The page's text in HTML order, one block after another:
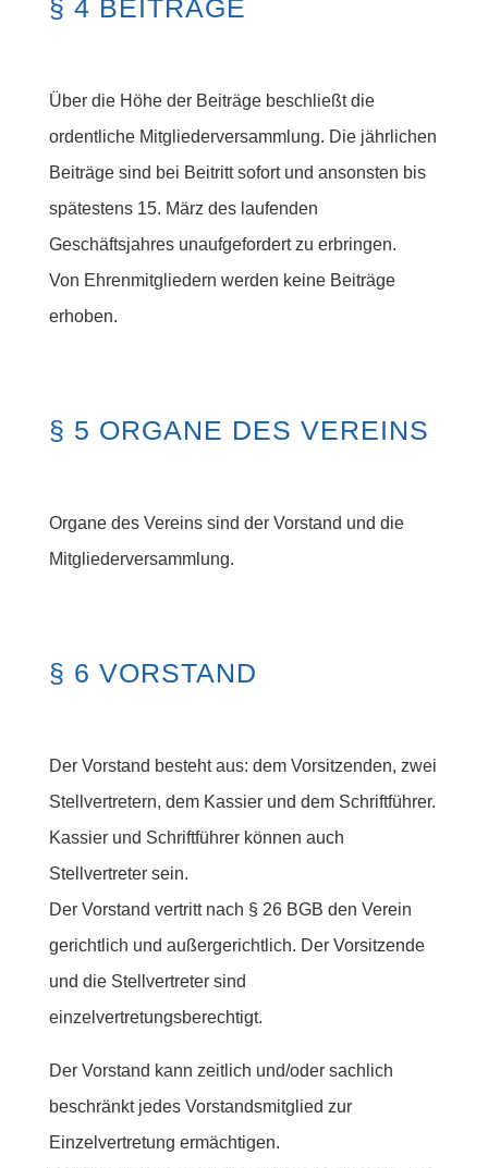
§ 4 BEITRÄGE
Über die Höhe der Beiträge beschließt die
ordentliche Mitgliederversammlung. Die jährlichen
Beiträge sind bei Beitritt sofort und ansonsten bis
spätestens 15. März des laufenden
Geschäftsjahres unaufgefordert zu erbringen.
Von Ehrenmitgliedern werden keine Beiträge
erhoben.
§ 5 ORGANE DES VEREINS
Organe des Vereins sind der Vorstand und die
Mitgliederversammlung.
§ 6 VORSTAND
Der Vorstand besteht aus: dem Vorsitzenden, zwei
Stellvertretern, dem Kassier und dem Schriftführer.
Kassier und Schriftführer können auch
Stellvertreter sein.
Der Vorstand vertritt nach § 26 BGB den Verein
gerichtlich und außergerichtlich. Der Vorsitzende
und die Stellvertreter sind
einzelvertretungsberechtigt.
Der Vorstand kann zeitlich und/oder sachlich
beschränkt jedes Vorstandsmitglied zur
Einzelvertretung ermächtigen.